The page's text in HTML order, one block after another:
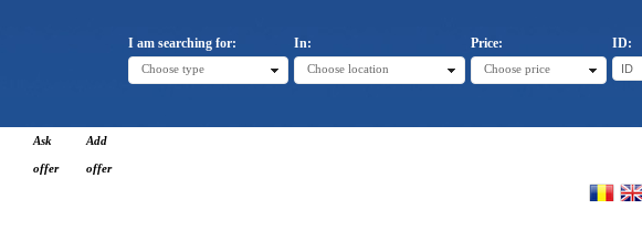
I am searching for:
Choose type
In:
Choose location
Price:
Choose price
ID:
Ask
offer
Add
offer